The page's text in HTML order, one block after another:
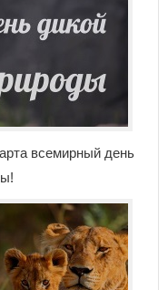
всемирный день